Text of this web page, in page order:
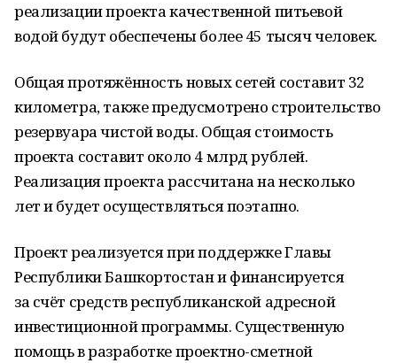
реализации проекта качественной питьевой
водой будут обеспечены более 45 тысяч человек.
Общая протяжённость новых сетей составит 32
километра, также предусмотрено строительство
резервуара чистой воды. Общая стоимость
проекта составит около 4 млрд рублей.
Реализация проекта рассчитана на несколько
лет и будет осуществляться поэтапно.
Проект реализуется при поддержке Главы
Республики Башкортостан и финансируется
за счёт средств республиканской адресной
инвестиционной программы. Существенную
помощь в разработке проектно-сметной